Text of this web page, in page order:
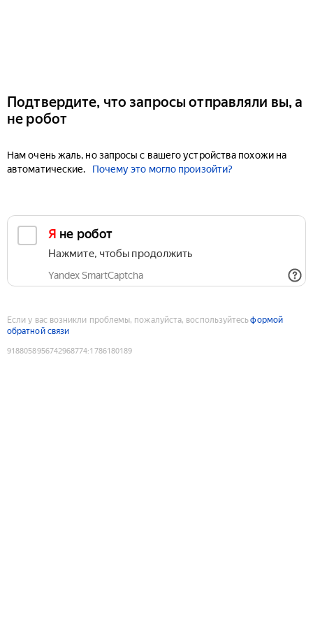
Подтвердите, что запросы отправляли вы, а
не робот
Нам очень жаль, но запросы с вашего устройства похожи на
автоматические.
Почему это могло произойти?
Я не робот
Нажмите, чтобы продолжить
Yandex SmartCaptcha
Если у вас возникли проблемы, пожалуйста, воспользуйтесьформой
обратной связи
9188058956742968774:1786180189